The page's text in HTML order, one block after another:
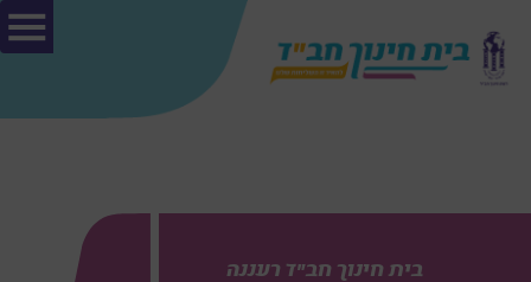
בית חינוך חב"ד רעננה